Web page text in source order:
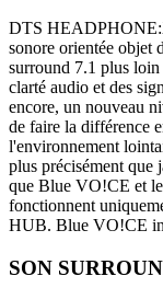
DTS
sonore orientée objet
surround 7.1 plus loin
clarté audio et des
encore, un nouveau
de faire la différence
l'environnement
plus précisément que
que Blue VO!CE et
fonctionnent
HUB. Blue VO!CE
SON